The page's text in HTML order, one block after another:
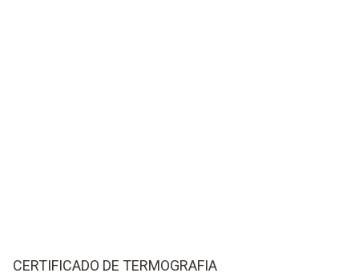
CERTIFICADO DE TERMOGRAFIA